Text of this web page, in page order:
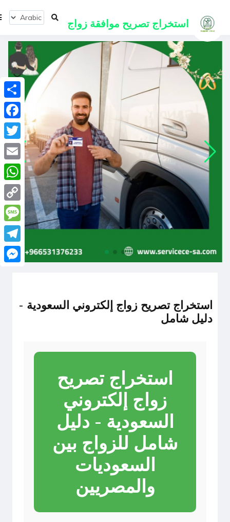
استخراج تصريح موافقة زواج
استخراج تصريح زواج إلكتروني السعودية -
دليل شامل
استخراج تصريح
زواج إلكتروني
السعودية - دليل
شامل للزواج بين
السعوديات
والمصريين
انشر
Email
Copy
Link